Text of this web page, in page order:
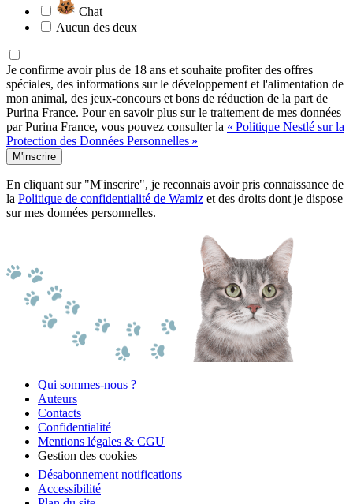
Chat
Aucun des deux
Je confirme avoir plus de 18 ans et souhaite profiter des offres
spéciales, des informations sur le développement et l'alimentation de
mon animal, des jeux-concours et bons de réduction de la part de
Purina France. Pour en savoir plus sur le traitement de mes données
par Purina France, vous pouvez consulter la « Politique Nestlé sur la
Protection des Données Personnelles »
M'inscrire
En cliquant sur "M'inscrire", je reconnais avoir pris connaissance de
la Politique de confidentialité de Wamiz et des droits dont je dispose
sur mes données personnelles.
Qui sommes-nous ?
Auteurs
Contacts
Confidentialité
Mentions légales & CGU
Gestion des cookies
Désabonnement notifications
Accessibilité